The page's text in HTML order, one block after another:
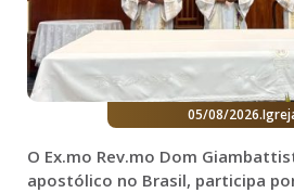
05/08/2026.
O Ex.mo Rev.mo Dom
apostólico no Brasil, participa